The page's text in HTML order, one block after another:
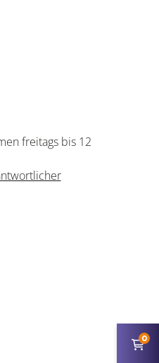
freitags bis 12
0